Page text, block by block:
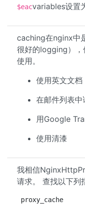
$eacvariables设置
caching在nginx中
很好的logging），
使用。
使用英文文档
在邮件列表中
用Google
使用清漆
我相信
请求。 查找以下列
proxy_cache